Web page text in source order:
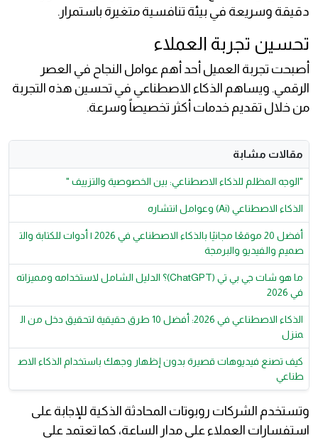
دقيقة وسريعة في بيئة تنافسية متغيرة باستمرار.
تحسين تجربة العملاء
أصبحت تجربة العميل أحد أهم عوامل النجاح في العصر
الرقمي. ويساهم الذكاء الاصطناعي في تحسين هذه التجربة
من خلال تقديم خدمات أكثر تخصيصاً وسرعة.
مقالات مشابة
"الوجه المظلم للذكاء الاصطناعي: بين الخصوصية والتزييف "
الذكاء الاصطناعي (Ai) وعوامل انتشاره
أفضل 20 موقعًا مجانيًا بالذكاء الاصطناعي في 2026 | أدوات للكتابة والت
صميم والفيديو والبرمجة
ما هو شات جي بي تي (ChatGPT)؟ الدليل الشامل لاستخدامه ومميزاته
في 2026
الذكاء الاصطناعي في 2026: أفضل 10 طرق حقيقية لتحقيق دخل من ال
منزل
كيف تصنع فيديوهات قصيرة بدون إظهار وجهك باستخدام الذكاء الاص
طناعي
وتستخدم الشركات روبوتات المحادثة الذكية للإجابة على
استفسارات العملاء على مدار الساعة، كما تعتمد على